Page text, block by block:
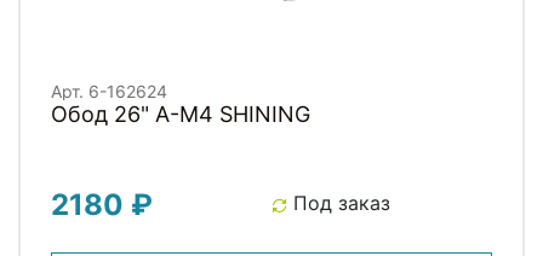
Арт. 6-162624
Обод 26" A-M4 SHINING
2180 ₽ Под заказ